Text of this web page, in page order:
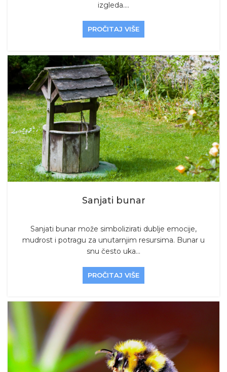
izgleda....
PROČITAJ VIŠE
Sanjati bunar
Sanjati bunar može simbolizirati dublje emocije,
mudrost i potragu za unutarnjim resursima. Bunar u
snu često uka...
PROČITAJ VIŠE